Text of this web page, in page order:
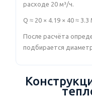
расходе 20 м³/ч.
Q ≈ 20 × 4.19 × 40 ≈
После расчёта
подбирается